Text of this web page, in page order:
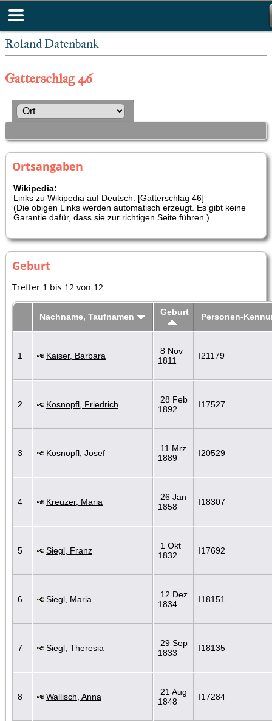
Roland Datenbank
Gatterschlag 46
Ortsangaben
Wikipedia:
Links zu Wikipedia auf Deutsch: [Gatterschlag 46]
(Die obigen Links werden automatisch erzeugt. Es gibt keine
Garantie dafür, dass sie zur richtigen Seite führen.)
Geburt
Treffer 1 bis 12 von 12
Nachname, Taufnamen Geburt Personen-
1 Kaiser, Barbara
8 Nov
1811
I21179
2 Kosnopfl, Friedrich
28 Feb
1892
I17527
3 Kosnopfl, Josef
11 Mrz
1889
I20529
4 Kreuzer, Maria
26 Jan
1858
I18307
5 Siegl, Franz
1 Okt
1832
I17692
6 Siegl, Maria
12 Dez
1834
I18151
7 Siegl, Theresia
29 Sep
1833
I18135
8 Wallisch, Anna
21 Aug
1848
I17284